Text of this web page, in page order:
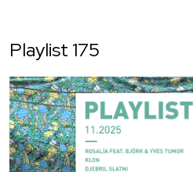
Playlist 175